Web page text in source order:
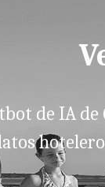
de IA de